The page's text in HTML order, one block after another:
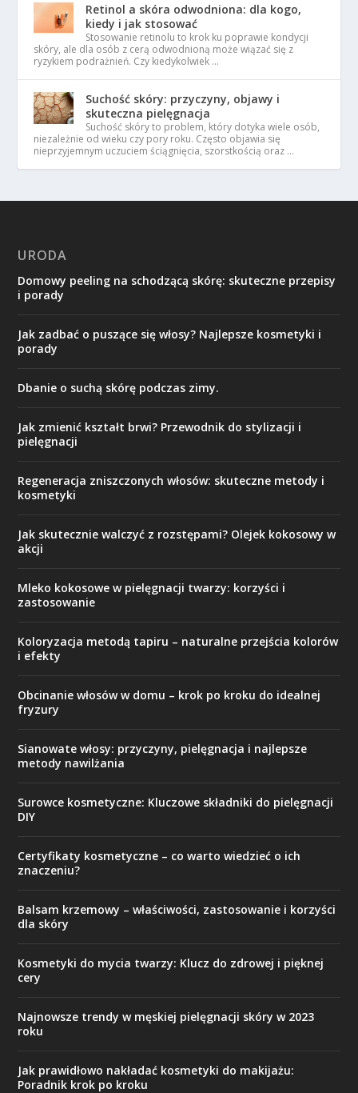
Retinol a skóra odwodniona: dla kogo,
kiedy i jak stosować
Stosowanie retinolu to krok ku poprawie kondycji
skóry, ale dla osób z cerą odwodnioną może wiązać się z
ryzykiem podrażnień. Czy kiedykolwiek …
Suchość skóry: przyczyny, objawy i
skuteczna pielęgnacja
Suchość skóry to problem, który dotyka wiele osób,
niezależnie od wieku czy pory roku. Często objawia się
nieprzyjemnym uczuciem ściągnięcia, szorstkością oraz …
URODA
Domowy peeling na schodzącą skórę: skuteczne przepisy
i porady
Jak zadbać o puszące się włosy? Najlepsze kosmetyki i
porady
Dbanie o suchą skórę podczas zimy.
Jak zmienić kształt brwi? Przewodnik do stylizacji i
pielęgnacji
Regeneracja zniszczonych włosów: skuteczne metody i
kosmetyki
Jak skutecznie walczyć z rozstępami? Olejek kokosowy w
akcji
Mleko kokosowe w pielęgnacji twarzy: korzyści i
zastosowanie
Koloryzacja metodą tapiru – naturalne przejścia kolorów
i efekty
Obcinanie włosów w domu – krok po kroku do idealnej
fryzury
Sianowate włosy: przyczyny, pielęgnacja i najlepsze
metody nawilżania
Surowce kosmetyczne: Kluczowe składniki do pielęgnacji
DIY
Certyfikaty kosmetyczne – co warto wiedzieć o ich
znaczeniu?
Balsam krzemowy – właściwości, zastosowanie i korzyści
dla skóry
Kosmetyki do mycia twarzy: Klucz do zdrowej i pięknej
cery
Najnowsze trendy w męskiej pielęgnacji skóry w 2023
roku
Jak prawidłowo nakładać kosmetyki do makijażu:
Poradnik krok po kroku